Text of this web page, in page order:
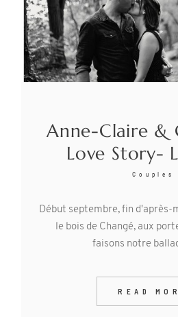
Anne-Claire &
Love Story-
Couples
Début septembre, fin d'après-
le bois de Changé, aux
faisons notre
READ